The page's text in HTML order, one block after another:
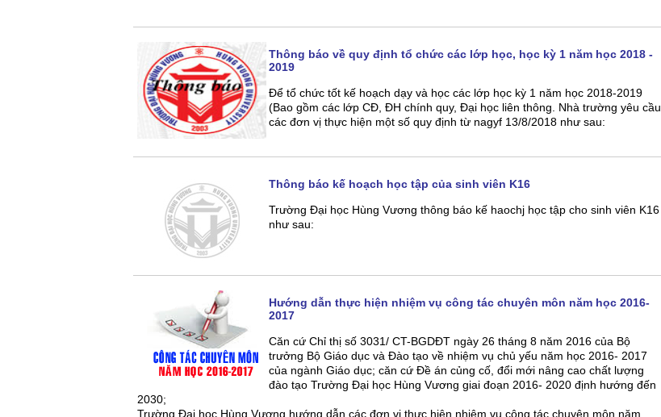
Thông báo về quy định tổ chức các lớp học, học kỳ 1 năm học 2018 -
2019
Để tổ chức tốt kế hoạch dạy và học các lớp học kỳ 1 năm học 2018-2019
(Bao gồm các lớp CĐ, ĐH chính quy, Đại học liên thông. Nhà trường yêu cầu
các đơn vị thực hiện một số quy định từ nagyf 13/8/2018 như sau:
Thông báo kế hoạch học tập của sinh viên K16
Trường Đại học Hùng Vương thông báo kế haochj học tập cho sinh viên K16
như sau:
Hướng dẫn thực hiện nhiệm vụ công tác chuyên môn năm học 2016-
2017
Căn cứ Chỉ thị số 3031/ CT-BGDĐT ngày 26 tháng 8 năm 2016 của Bộ
trưởng Bộ Giáo dục và Đào tạo về nhiệm vụ chủ yếu năm học 2016- 2017
của ngành Giáo dục; căn cứ Đề án củng cố, đổi mới nâng cao chất lượng
đào tạo Trường Đại học Hùng Vương giai đoạn 2016- 2020 định hướng đến
2030;
Trường Đại học Hùng Vương hướng dẫn các đơn vị thực hiện nhiệm vụ công tác chuyên môn năm